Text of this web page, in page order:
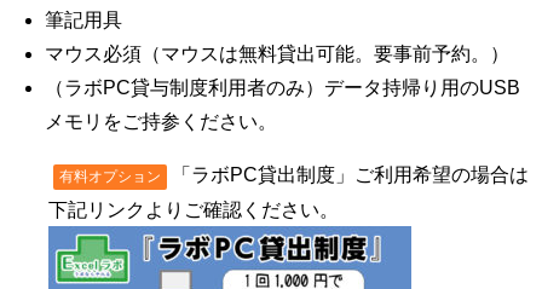
筆記用具
マウス必須（マウスは無料貸出可能。要事前予約。）
（ラボPC貸与制度利用者のみ）データ持帰り用のUSB
メモリをご持参ください。
有料オプション
「ラボPC貸出制度」ご利用希望の場合は
下記リンクよりご確認ください。